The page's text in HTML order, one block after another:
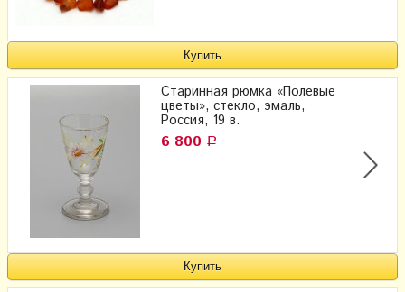
Старинная рюмка «Полевые
цветы», стекло, эмаль,
Россия, 19 в.
6 800 Р